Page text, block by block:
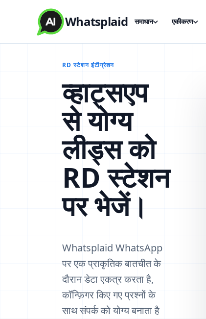
Whatsplaid समाधान एकीकरण
RD स्टेशन इंटीग्रेशन
व्हाट्सएप
से योग्य
लीड्स को
RD स्टेशन
पर भेजें।
Whatsplaid WhatsApp
पर एक प्राकृतिक बातचीत के
दौरान डेटा एकत्र करता है,
कॉन्फ़िगर किए गए प्रश्नों के
साथ संपर्क को योग्य बनाता है